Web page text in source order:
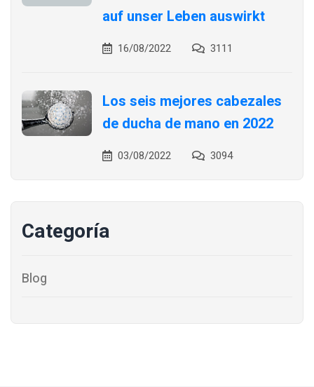
auf unser Leben auswirkt
16/08/2022 3111
Los seis mejores cabezales
de ducha de mano en 2022
03/08/2022 3094
Categoría
Blog